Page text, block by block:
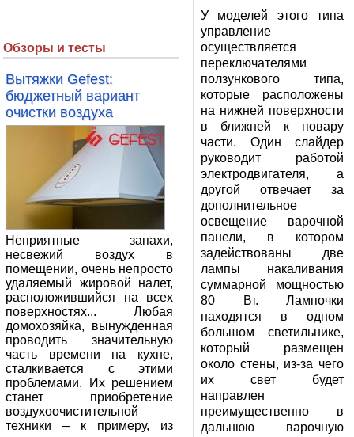
Обзоры и тесты
Вытяжки Gefest:
бюджетный вариант
очистки воздуха
Неприятные запахи,
несвежий воздух в
помещении, очень непросто
удаляемый жировой налет,
расположившийся на всех
поверхностях... Любая
домохозяйка, вынужденная
проводить значительную
часть времени на кухне,
сталкивается с этими
проблемами. Их решением
станет приобретение
воздухоочистительной
техники – к примеру, из
У моделей этого типа
управление
осуществляется
переключателями
ползункового типа,
которые расположены
на нижней поверхности
в ближней к повару
части. Один слайдер
руководит работой
электродвигателя, а
другой отвечает за
дополнительное
освещение варочной
панели, в котором
задействованы две
лампы накаливания
суммарной мощностью
80 Вт. Лампочки
находятся в одном
большом светильнике,
который размещен
около стены, из-за чего
их свет будет
направлен
преимущественно в
дальнюю варочную